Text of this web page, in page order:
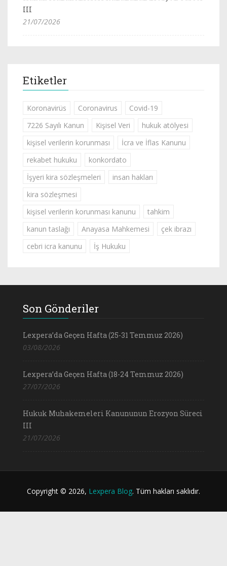
III
21/07/2026
Etiketler
Koronavirüs Coronavirus
Covid-19
7226 Sayılı Kanun
Kişisel Veri
hukuk atölyesi
kişisel verilerin korunması
İcra ve İflas Kanunu
rekabet hukuku
konkordato
İşyeri kira sözleşmeleri
insan hakları
kira sözleşmesi
kişisel verilerin korunması kanunu
tahkim
kanun taslağı
Anayasa Mahkemesi
çek ibrazı
cebri icra kanunu
İş Hukuku
Son Gönderiler
Lexpera’da Geçen Hafta (25-31 Temmuz 2026)
03/08/2026
Lexpera’da Geçen Hafta (18-24 Temmuz 2026)
27/07/2026
Hukuk Muhakemeleri Kanununun Erozyon Süreci
III
21/07/2026
Copyright © 2026, Lexpera Blog. Tüm hakları saklıdır.